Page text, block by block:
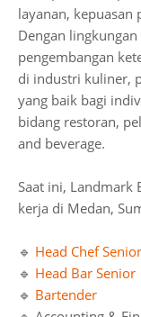
layanan, kepuasan
Dengan
pengembangan
di industri kuliner,
yang baik bagi
bidang restoran,
and beverage.
Saat ini, Landmark
kerja di Medan,
🔹 Head Chef Senior
🔹 Head Bar Senior
🔹 Bartender